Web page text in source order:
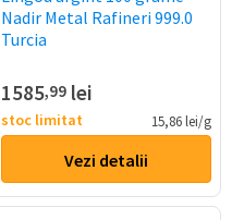
Nadir Metal Rafineri 999.0
Turcia
1585,99lei
stoc limitat 15,86 lei/g
Vezi detalii